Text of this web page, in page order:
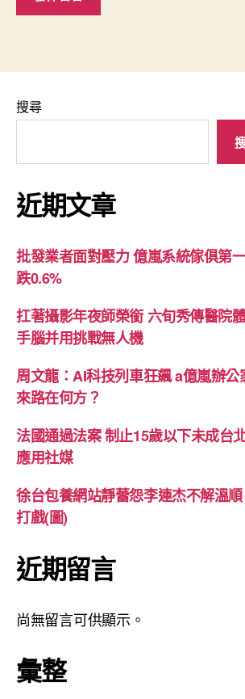
搜尋
近期文章
批發業者面對壓力 億嵐系統傢俱第
跌0.6%
扛著攝影年夜師榮銜 六旬秀傳醫院
手腦并用挑戰無人機
周文龍：AI科技列車狂飆 a億嵐辦
來路在何方？
法國通過法案 制止15歲以下未成台
應用社媒
徐台包養網站靜蕾怨李連杰不解溫
打戲(圖)
近期留言
尚無留言可供顯示。
彙整